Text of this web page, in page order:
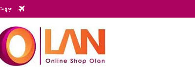
جهت